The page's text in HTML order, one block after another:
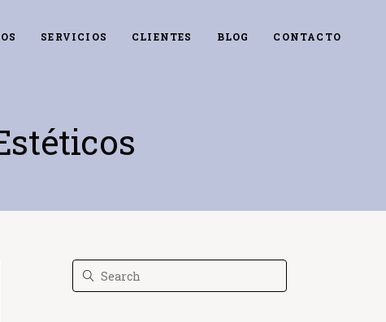
SERVICIOS CLIENTES BLOG CONTACTO